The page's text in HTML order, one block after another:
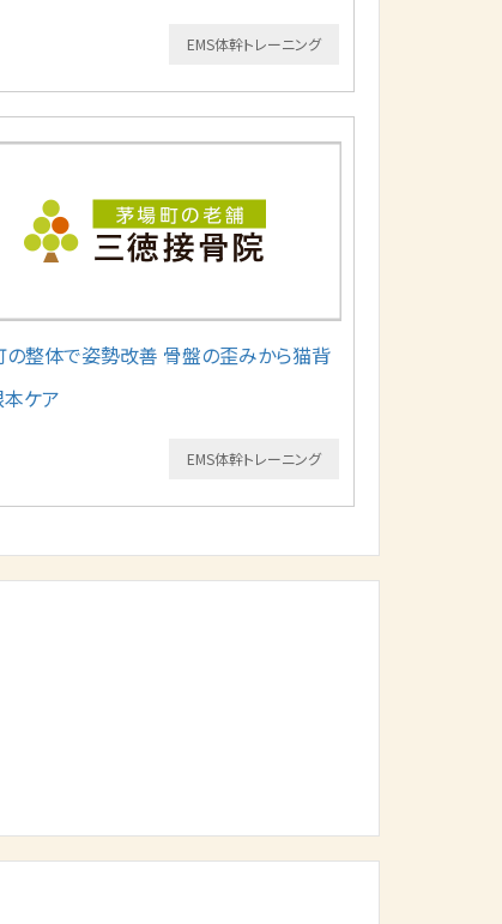
EMS体幹トレーニング
の整体で姿勢改善 骨盤の歪みから猫背
本ケア
EMS体幹トレーニング